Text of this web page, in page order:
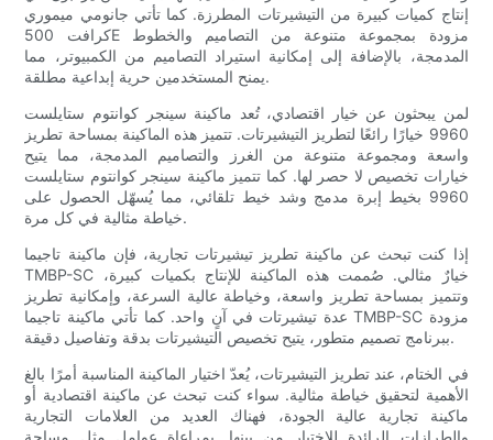
إنتاج كميات كبيرة من التيشيرتات المطرزة. كما تأتي جانومي ميموري
كرافت 500E مزودة بمجموعة متنوعة من التصاميم والخطوط
المدمجة، بالإضافة إلى إمكانية استيراد التصاميم من الكمبيوتر، مما
يمنح المستخدمين حرية إبداعية مطلقة.
لمن يبحثون عن خيار اقتصادي، تُعد ماكينة سينجر كوانتوم ستايلست
9960 خيارًا رائعًا لتطريز التيشيرتات. تتميز هذه الماكينة بمساحة تطريز
واسعة ومجموعة متنوعة من الغرز والتصاميم المدمجة، مما يتيح
خيارات تخصيص لا حصر لها. كما تتميز ماكينة سينجر كوانتوم ستايلست
9960 بخيط إبرة مدمج وشد خيط تلقائي، مما يُسهّل الحصول على
خياطة مثالية في كل مرة.
إذا كنت تبحث عن ماكينة تطريز تيشيرتات تجارية، فإن ماكينة تاجيما
TMBP-SC خيارٌ مثالي. صُممت هذه الماكينة للإنتاج بكميات كبيرة،
وتتميز بمساحة تطريز واسعة، وخياطة عالية السرعة، وإمكانية تطريز
عدة تيشيرتات في آنٍ واحد. كما تأتي ماكينة تاجيما TMBP-SC مزودة
ببرنامج تصميم متطور، يتيح تخصيص التيشيرتات بدقة وتفاصيل دقيقة.
في الختام، عند تطريز التيشيرتات، يُعدّ اختيار الماكينة المناسبة أمرًا بالغ
الأهمية لتحقيق خياطة مثالية. سواء كنت تبحث عن ماكينة اقتصادية أو
ماكينة تجارية عالية الجودة، فهناك العديد من العلامات التجارية
والطرازات الرائدة للاختيار من بينها. بمراعاة عوامل مثل مساحة